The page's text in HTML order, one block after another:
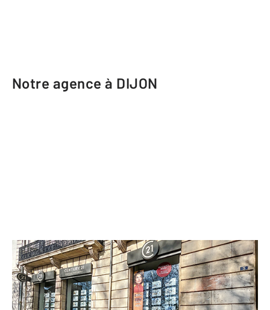
Notre agence à DIJON
CENTURY 21 Martinot Immobilier
3 Place de la République
DIJON - 21000